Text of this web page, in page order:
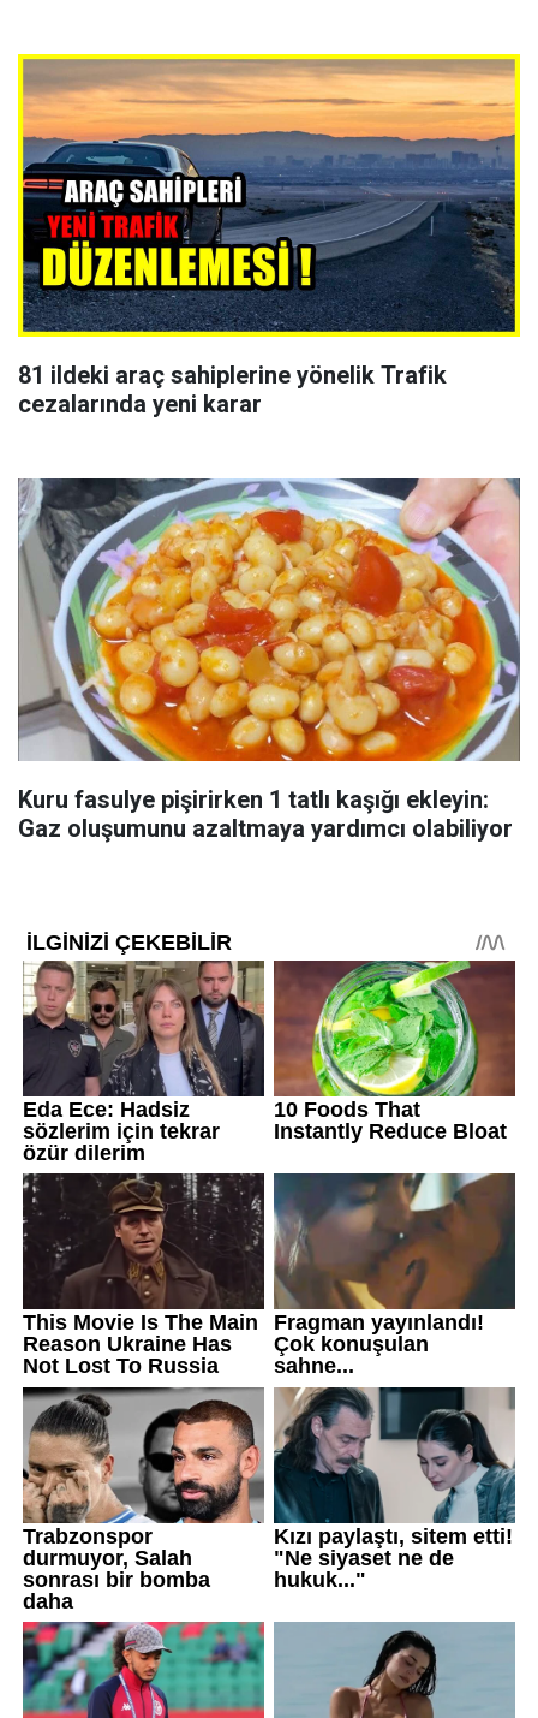
81 ildeki araç sahiplerine yönelik Trafik
cezalarında yeni karar
Kuru fasulye pişirirken 1 tatlı kaşığı ekleyin:
Gaz oluşumunu azaltmaya yardımcı olabiliyor